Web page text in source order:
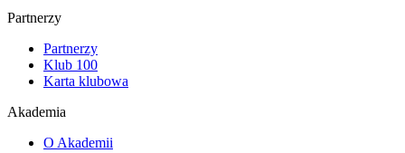
Partnerzy
Partnerzy
Klub 100
Karta klubowa
Akademia
O Akademii